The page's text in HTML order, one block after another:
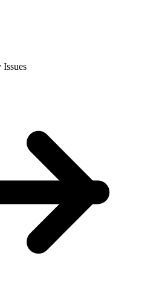
Issues